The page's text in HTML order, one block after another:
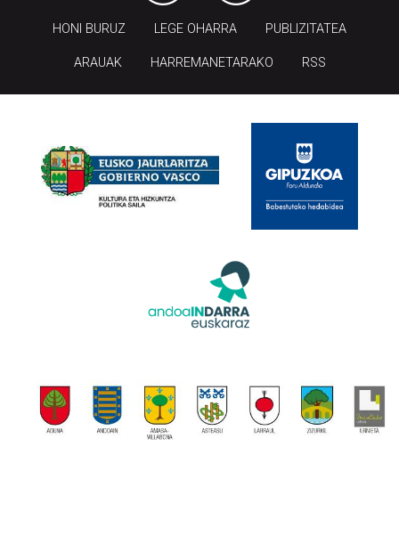
HONI BURUZ LEGE OHARRA PUBLIZITATEA
ARAUAK HARREMANETARAKO RSS